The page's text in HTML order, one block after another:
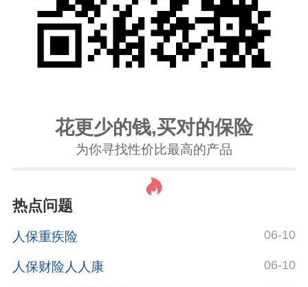
花更少的钱,买对的保险
为你寻找性价比最高的产品
热点问题
人保重疾险 06-10
人保财险人人康 06-10